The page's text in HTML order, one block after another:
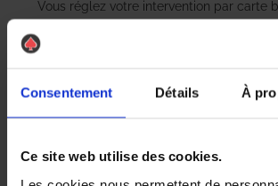
Consentement Détails À
Ce site web utilise des cookies.
Vous réglez votre intervention par carte
chèque, un reçu CB et une facture vous
Vous évaluez la prestation